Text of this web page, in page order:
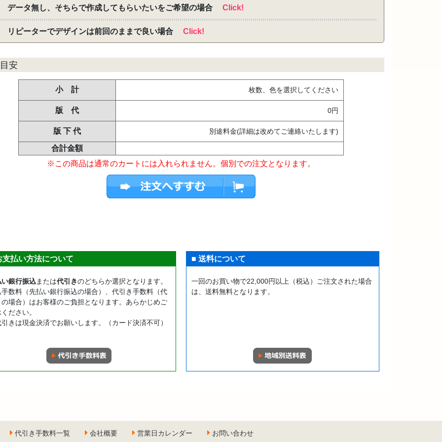
データ無し、そちらで作成してもらいたいをご希望の場合 Click!
リピーターでデザインは前回のままで良い場合 Click!
安
小 計 枚数、色を選択してください
版 代 0円
版 下 代 別途料金(詳細は改めてご連絡いたします)
合計金額
※この商品は通常のカートには入れられません。個別での注文となります。
支払い方法について
い銀行振込または代引きのどちらか選択となります。
手数料（先払い銀行振込の場合）、代引き手数料（代
の場合）はお客様のご負担となります。あらかじめご
ださい。
きは現金決済でお願いします。（カード決済不可）
■ 送料について
一回のお買い物で22,000円以上（税込）ご注文された場合
は、送料無料となります。
代引き手数料一覧 会社概要 営業日カレンダー お問い合わせ